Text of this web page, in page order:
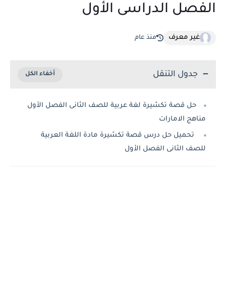
الفصل الدراسى الأول
غير معرف منذ عام
جدول التنقل
حل قصة تكشيرة لغة عربية للصف الثانى الفصل الأول
مناهج الامارات
تحميل حل درس قصة تكشيرة مادة اللغة العربية
للصف الثانى الفصل الأول